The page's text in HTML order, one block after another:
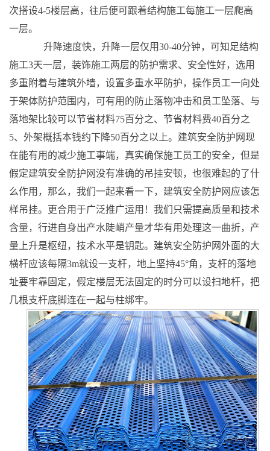
次搭设4-5楼层高，往后便可跟着结构施工每施工一层爬高
一层。
升降速度快，升降一层仅用30-40分钟，可知足结构
施工3天一层，装饰施工两层的防护需求、安全性好，选用
多重附着与建筑外墙，设置多重水平防护，操作员工一向处
于架体防护范围内，可有用的防止落物冲击和员工坠落、与
落地架比较可以节省材料75百分之、节省材料费40百分之
5、外架概括本钱约下降50百分之以上。建筑安全防护网现
在能有用的减少施工事端，真实确保施工员工的安全，但是
假定建筑安全防护网没有准确的吊挂安顿，也很难起的了什
么作用，那么，我们一起来看一下，建筑安全防护网应该怎
样吊挂。更合用于广泛推广运用！我们只需提高质量和技术
含量，行进自身出产水陡峭产量才华有用处理这一曲折，产
量上升是枢纽，技术水平是钥匙。建筑安全防护网外面的大
横杆应该每隔3m就设一支杆，地上坚持45°角，支杆的落地
址要牢靠固定，假定楼层无法固定的时分可以设扫地杆，把
几根支杆底脚连在一起与柱绑牢。